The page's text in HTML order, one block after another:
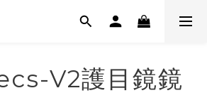
V2護目鏡鏡